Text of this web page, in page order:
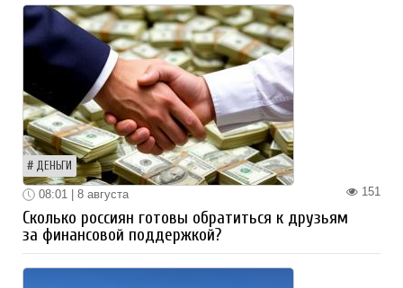
ДЕНЬГИ
151
08:01 | 8 августа
Сколько россиян готовы обратиться к друзьям
за финансовой поддержкой?